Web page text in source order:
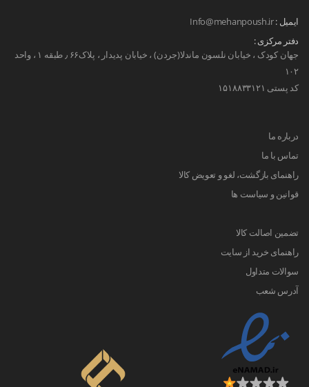
ایمیل :Info@mehanpoush.ir
دفتر مرکزی :
جهان کودک ، خیابان نلسون ماندلا(جردن) ، خیابان پدیدار ، پلاک۶۶ ٫ طبقه ۱ ، واحد
۱۰۲
کد پستی ۱۵۱۸۸۳۳۱۲۱
درباره ما
تماس با ما
راهنمای بازگشت، لغو و تعویض کالا
قوانین و سیاست ها
تضمین اصالت کالا
راهنمای خرید از سایت
سوالات متداول
آدرس شعب